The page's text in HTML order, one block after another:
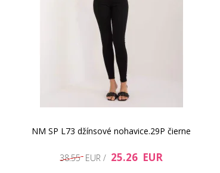
NM SP L73 džínsové nohavice.29P čierne
38.55 EUR / 25.26 EUR